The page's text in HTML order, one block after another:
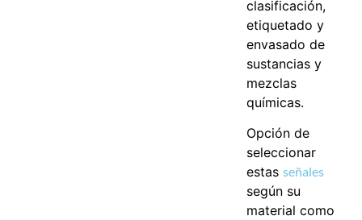
clasificación,
etiquetado y
envasado de
sustancias y
mezclas
químicas.
Opción de
seleccionar
estasseñales
según su
material como